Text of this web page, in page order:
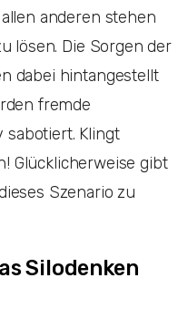
anderen stehen
lösen. Die Sorgen der
dabei hintangestellt
fremde
sabotiert. Klingt
Glücklicherweise gibt
Szenario zu
Silodenken